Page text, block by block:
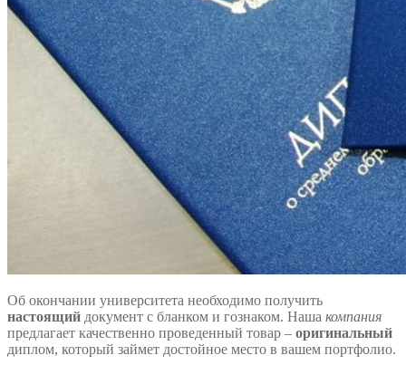
Об окончании университета необходимо получить
настоящий документ с бланком и гознаком. Наша компания
предлагает качественно проведенный товар – оригинальный
диплом, который займет достойное место в вашем портфолио.